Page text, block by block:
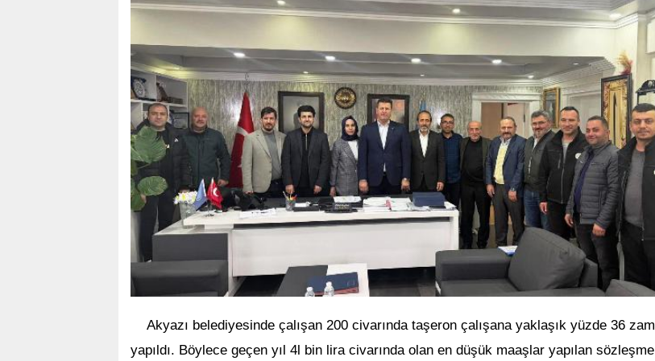
Akyazı belediyesinde çalışan 200 civarında taşeron çalışana yaklaşık yüzde 36 zam
yapıldı. Böylece geçen yıl 4l bin lira civarında olan en düşük maaşlar yapılan sözleşme